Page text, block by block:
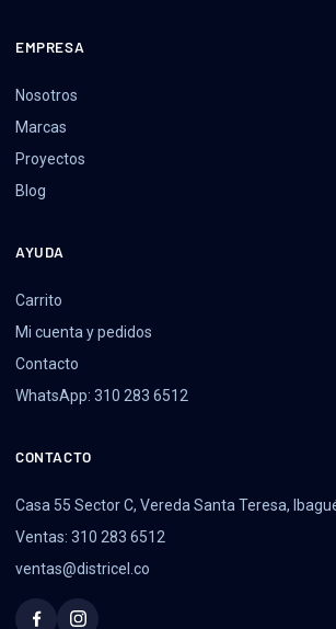
EMPRESA
Nosotros
Marcas
Proyectos
Blog
AYUDA
Carrito
Mi cuenta y pedidos
Contacto
WhatsApp: 310 283 6512
CONTACTO
Casa 55 Sector C, Vereda Santa Teresa,
Ventas: 310 283 6512
ventas@districel.co